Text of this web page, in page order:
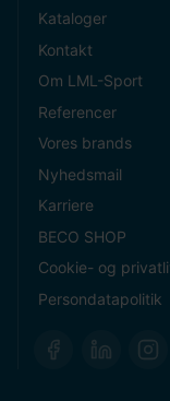
Kataloger
Kontakt
Om LML-Sport
Referencer
Vores brands
Nyhedsmail
Karriere
BECO SHOP
Cookie- og
Persondatapolitik